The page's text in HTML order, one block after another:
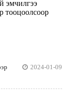
эмчилгээ
тооцоолсоор
2024-01-09